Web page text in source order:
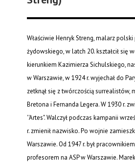
Właściwie Henryk Streng, malarz
żydowskiego, w latch 20. kształcił się
kierunkiem Kazimierza Sichulskiego,
w Warszawie, w 1924 r. wyjechał do
zetknął się z twórczością surrealistów,
Bretona i Fernanda Legera. W 1930 r.
''Artes". Walczył podczas kampanii
r. zmienił nazwisko. Po wojnie
Warszawie. Od 1947 r. był
profesorem na ASP w Warszawie.